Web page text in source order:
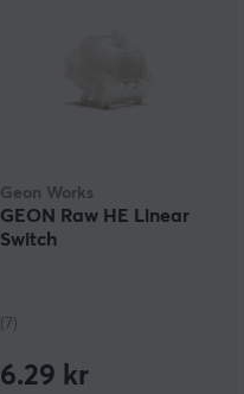
Geon Works
GEON Raw HE Linear
Switch
(7)
6.29 kr